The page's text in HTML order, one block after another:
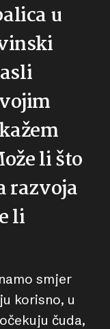
u
li što
razvoja
li
smjer
korisno, u
čuda,